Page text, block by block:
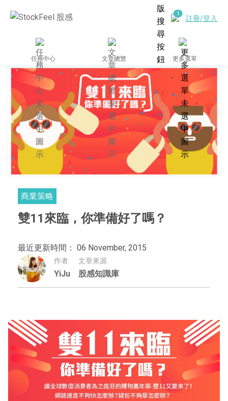
註冊/登入
任務中心 文章總覽 更多選單
商業策略
雙11來臨，你準備好了嗎？
最近更新時間： 06 November, 2015
作者
YiJu
文章來源
股感知識庫